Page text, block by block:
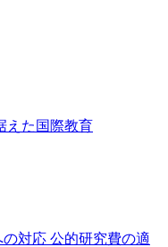
えた国際教育
の対応 公的研究費の適